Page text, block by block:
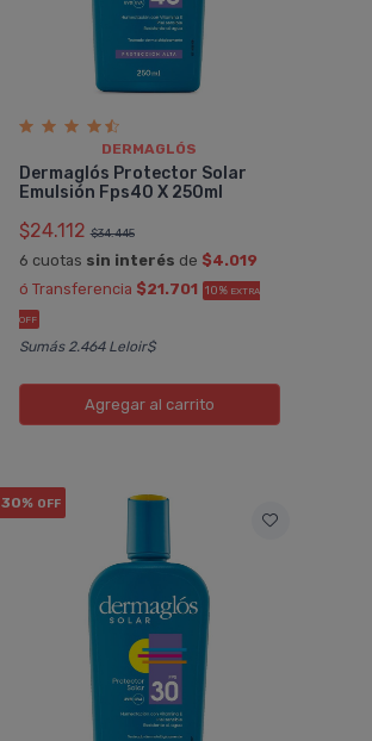
DERMAGLÓS
Dermaglós Protector Solar
Emulsión Fps40 X 250ml
$24.112 $34.445
6 cuotas sin interés de $4.019
ó Transferencia $21.701 10% EXTRA
OFF
Sumás 2.464 Leloir$
Agregaral carrito
30% OFF